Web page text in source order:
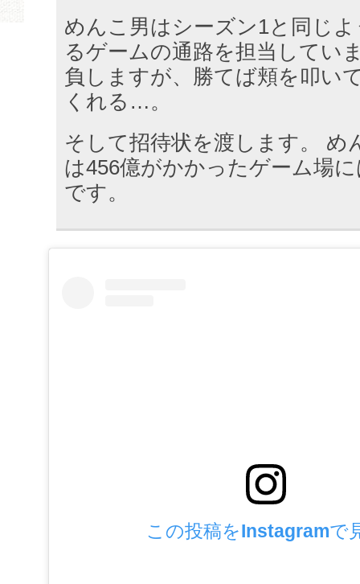
めんこ男はシーズン1と同じ
るゲームの通路を担当してい
負しますが、勝てば頬を叩い
くれる…。
そして招待状を渡します。 め
は456億がかかったゲーム場
です。
この投稿をInstagramで